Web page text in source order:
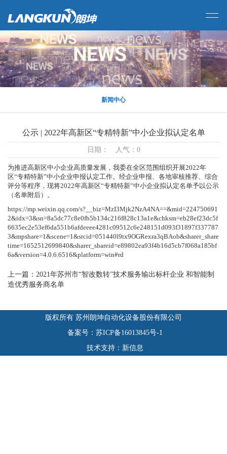
新闻中心
公示 | 2022年高新区“专精特新”中小企业拟认定名单
日期： 人气：0
为推进高新区中小企业高质量发展，我委在全区范围组织开展2022年
区“专精特新”中小企业申报认定工作。经企业申报、各地审核推荐、综合
评分等程序，现将2022年高新区“专精特新”中小企业拟认定名单予以公示
（名单附后）。
https://mp.weixin.qq.com/s?__biz=MzI3Mjk2NzA4NA==&mid=224750691
2&idx=3&sn=8a5dc77c8e0fb5b134c216f828c13a1e&chksm=eb28ef23dc5f
6635ec2e53ef6da551b6afdeeee4281c09512c6e248151d093f31897f337787
3&mpshare=1&scene=1&srcid=051440l9tx9OGRexra3qBAob&sharer_share
time=1652512699840&sharer_shareid=e89802ea93f4b16d5cb7f068a185bf
6a&version=4.0.6.6516&platform=win#rd
上一篇：2021年苏州市“智改数转”技术服务输出标杆企业 和智能制
造优秀服务商名单
版权所有 苏州朗坤自动化设备股份有限公司
备案号：苏ICP备16013845号-1
技术支持：新信息